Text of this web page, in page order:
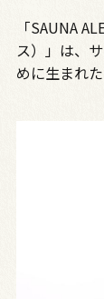
「SAUNA
ス）」は、
めに生まれ